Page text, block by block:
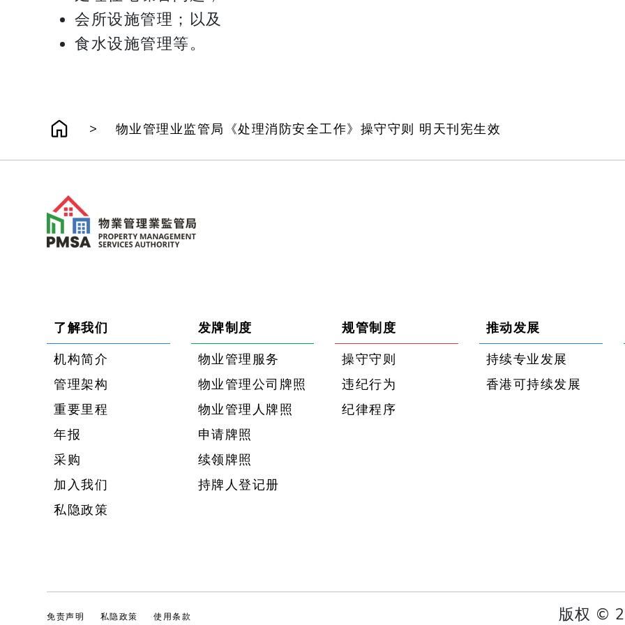
会所设施管理；以及
食水设施管理等。
> 物业管理业监管局《处理消防安全工作》操守守则 明天刊宪生效
了解我们
机构简介
管理架构
重要里程
年报
采购
加入我们
私隐政策
发牌制度
物业管理服务
物业管理公司牌照
物业管理人牌照
申请牌照
续领牌照
持牌人登记册
规管制度
操守守则
违纪行为
纪律程序
推动发展
持续专业发展
香港可持续发展
免责声明 私隐政策 使用条款 版权 ©